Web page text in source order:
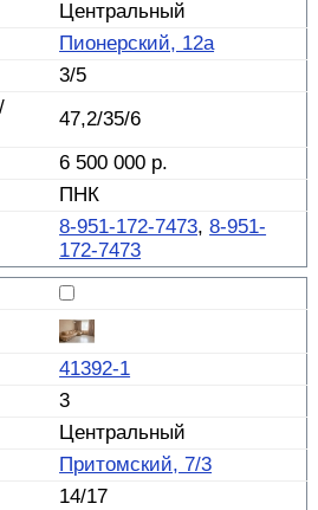
Центральный
Пионерский, 12а
3/5
47,2/35/6
6 500 000 р.
ПНК
8-951-172-7473,8-951-
172-7473
41392-1
3
Центральный
Притомский, 7/3
14/17